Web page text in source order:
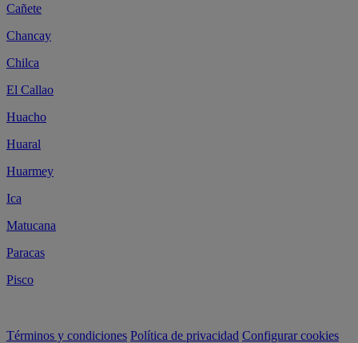
Cañete
Chancay
Chilca
El Callao
Huacho
Huaral
Huarmey
Ica
Matucana
Paracas
Pisco
Términos y condiciones Política de privacidad Configurar cookies